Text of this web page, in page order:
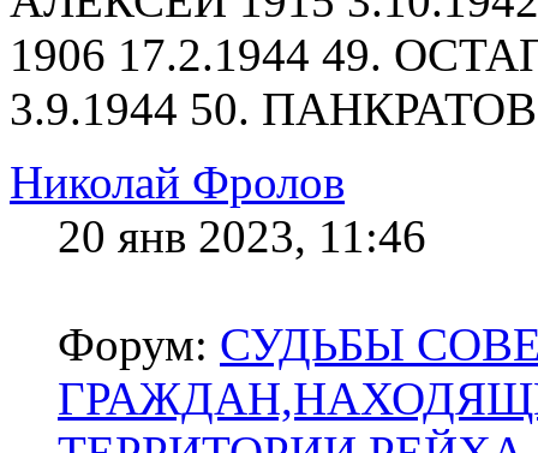
1906 17.2.1944 49.
3.9.1944 50.
Николай Фролов
20 янв 2023, 11:46
Форум: СУДЬБЫ